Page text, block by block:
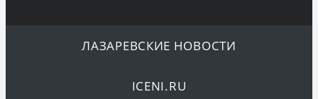
ЛАЗАРЕВСКИЕ НОВОСТИ
ICENI.RU